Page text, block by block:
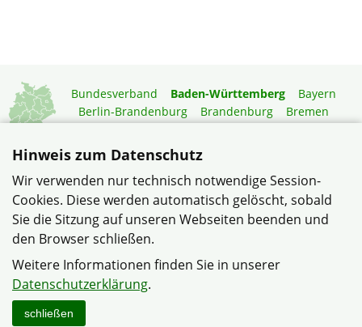
Bundesverband Baden-Württemberg
Bayern
Berlin-Brandenburg
Brandenburg
Bremen
Niedersachsen
Rheinland-Pfalz
Saarland
Sachsen-Anhalt
Schleswig-Holstein
Thüringen
Mitgliedermagazin
Gartenberatung
© Verband Wohneigentum – Gemeinschaft Oberlauchringen
im Verband Wohneigentum Baden-Württemberg e.V.
Datenschutzerklärung
Hinweis zum Datenschutz
Wir verwenden nur technisch notwendige Session-
Cookies. Diese werden automatisch gelöscht, sobald
Sie die Sitzung auf unseren Webseiten beenden und
den Browser schließen.
Weitere Informationen finden Sie in unserer
Datenschutzerklärung.
schließen